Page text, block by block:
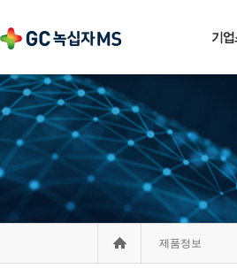
제품정보